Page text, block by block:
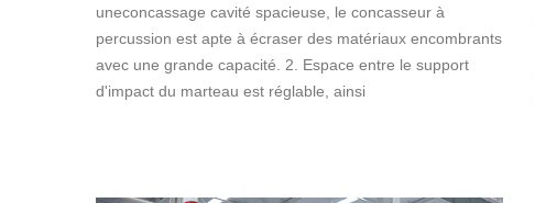
uneconcassage cavité spacieuse, le concasseur à
percussion est apte à écraser des matériaux encombrants
avec une grande capacité. 2. Espace entre le support
d'impact du marteau est réglable, ainsi